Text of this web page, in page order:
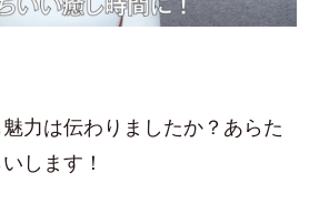
魅力は伝わりましたか？あらた
します！